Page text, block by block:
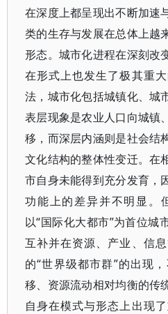
在深度上都呈现出不断加速
类的生存与发展在总体上越
形态。城市化进程在深刻改
在形式上也发生了极其重
法，城市化包括城镇化、城
表层现象是农业人口向城镇
移，而深层内涵则是社会结
文化结构的整体性变迁。在
市自身未能得到充分发育，
功能上的差异并不明显。
以“国际化大都市”为首位城
互补并在资源、产业、信
的“世界级都市群”的出现
移、资源流动相对均衡的传
自身在模式与形态上出现